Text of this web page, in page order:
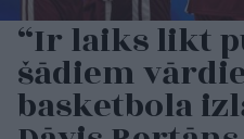
“Ir laiks likt
šādiem
basketbola